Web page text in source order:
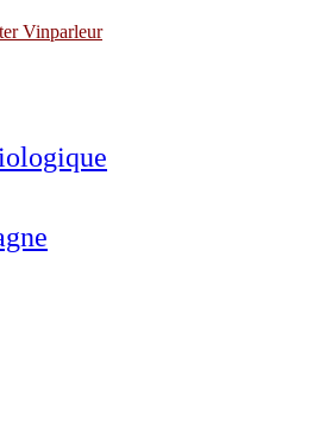
Vinparleur